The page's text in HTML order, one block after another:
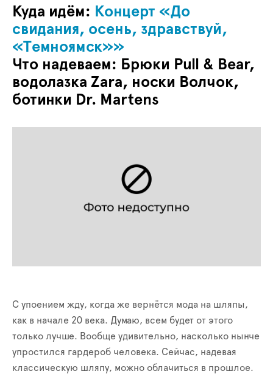
Куда идём: Концерт «До
свидания, осень, здравствуй,
«Темноямск»»
Что надеваем: Брюки Pull & Bear,
водолазка Zara, носки Волчок,
ботинки Dr. Martens
С упоением жду, когда же вернётся мода на шляпы,
как в начале 20 века. Думаю, всем будет от этого
только лучше. Вообще удивительно, насколько нынче
упростился гардероб человека. Сейчас, надевая
классическую шляпу, можно облачиться в прошлое.